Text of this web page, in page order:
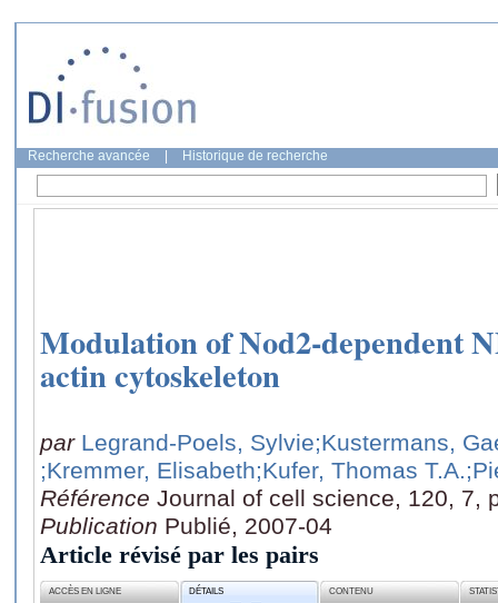
Recherche avancée Historique de recherche
Modulation of Nod2-dependent
actin cytoskeleton
par Legrand-Poels, Sylvie;Kustermans,
;Kremmer, Elisabeth;Kufer, Thomas T.A.
Référence Journal of cell science, 120, 7,
Publication Publié, 2007-04
Article révisé par les pairs
ACCÈS EN LIGNE DÉTAILS CONTENU